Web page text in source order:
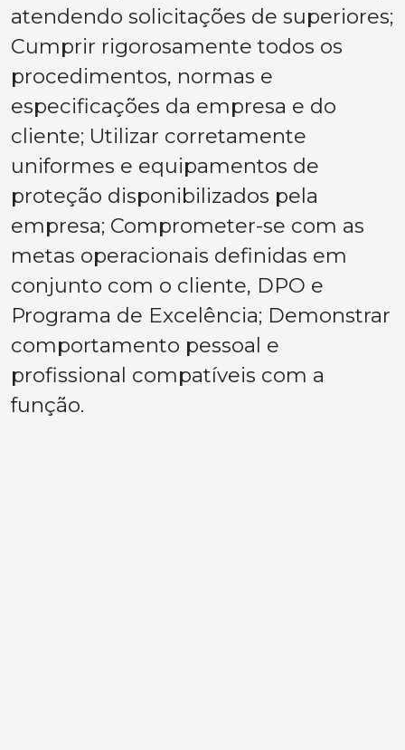
atendendo solicitações de superiores;
Cumprir rigorosamente todos os
procedimentos, normas e
especificações da empresa e do
cliente; Utilizar corretamente
uniformes e equipamentos de
proteção disponibilizados pela
empresa; Comprometer-se com as
metas operacionais definidas em
conjunto com o cliente, DPO e
Programa de Excelência; Demonstrar
comportamento pessoal e
profissional compatíveis com a
função.